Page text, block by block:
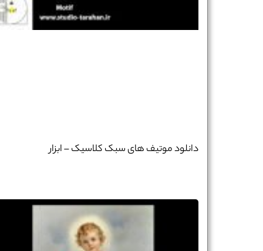
دانلود موتیف های سبک کلاسیک – ابزار